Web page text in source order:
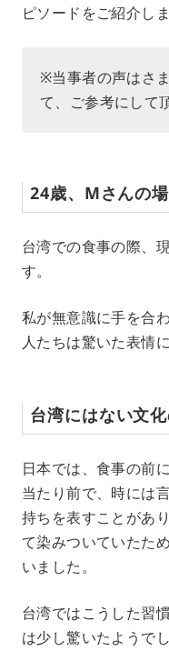
ピソードをご紹介しま
※当事者の声はさ
て、ご参考にして
24歳、Mさんの
台湾での食事の際、
す。
私が無意識に手を合
人たちは驚いた表情
台湾にはない文
日本では、食事の前
当たり前で、時には
持ちを表すことがあ
て染みついていたた
いました。
台湾ではこうした習
は少し驚いたようでし